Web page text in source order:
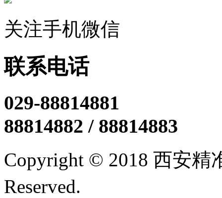
关注手机微信
联系电话
029-88814881
88814882 / 88814883
Copyright © 2018 西安精
Reserved.